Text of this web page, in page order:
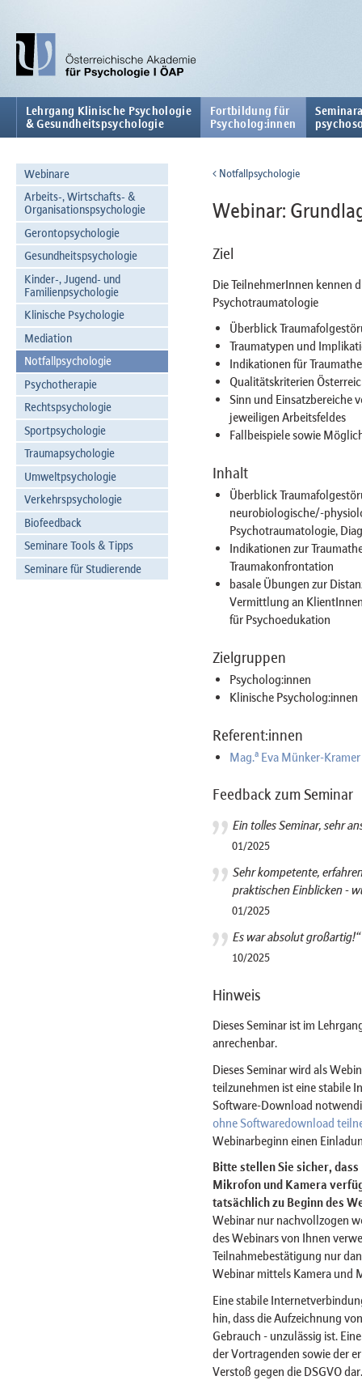
Lehrgang Klinische Psychologie
& Gesundheitspsychologie
Fortbildung für
Psycholog:innen
Webinare
Arbeits-, Wirtschafts- &
Organisationspsychologie
Gerontopsychologie
Gesundheitspsychologie
Kinder-, Jugend- und
Familienpsychologie
Klinische Psychologie
Mediation
Notfallpsychologie
Psychotherapie
Rechtspsychologie
Sportpsychologie
Traumapsychologie
Umweltpsychologie
Verkehrspsychologie
Biofeedback
Seminare Tools & Tipps
Seminare für Studierende
Notfallpsychologie
Webinar:
Ziel
Die TeilnehmerInnen kennen
Psychotraumatologie
Überblick
Traumatypen und
Indikationen für
Qualitätskriterien
Sinn und Einsatzbereiche
jeweiligen Arbeitsfeldes
Fallbeispiele sowie
Inhalt
Überblick
neurobiologische/-
Psychotraumatologie,
Indikationen zur
Traumakonfrontation
basale Übungen zur
Vermittlung an
für Psychoedukation
Zielgruppen
Psycholog:innen
Klinische Psycholog:innen
Referent:innen
Mag.aEva Münker-Kramer
Feedback zum Seminar
Ein tolles Seminar, sehr
01/2025
Sehr kompetente,
praktischen Einblicken -
01/2025
Es war absolut großartig!“
10/2025
Hinweis
Dieses Seminar ist im
anrechenbar.
Dieses Seminar wird als
teilzunehmen ist eine stabile
Software-Download
ohne Softwaredownload
Webinarbeginn einen
Bitte stellen Sie sicher,
Mikrofon und Kamera
tatsächlich zu Beginn des
Webinar nur nachvollzogen
des Webinars von Ihnen
Teilnahmebestätigung nur
Webinar mittels Kamera und
Eine stabile
hin, dass die Aufzeichnung
Gebrauch - unzulässig ist.
der Vortragenden sowie der
Verstoß gegen die DSGVO dar.